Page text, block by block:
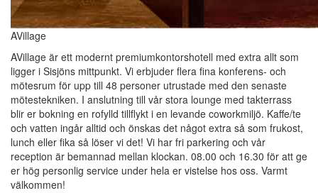
AVillage
AVillage är ett modernt premiumkontorshotell med extra allt som
ligger i Sisjöns mittpunkt. Vi erbjuder flera fina konferens- och
mötesrum för upp till 48 personer utrustade med den senaste
mötestekniken. I anslutning till vår stora lounge med takterrass
blir er bokning en rofylld tillflykt i en levande coworkmiljö. Kaffe/te
och vatten ingår alltid och önskas det något extra så som frukost,
lunch eller fika så löser vi det! Vi har fri parkering och vår
reception är bemannad mellan klockan. 08.00 och 16.30 för att ge
er hög personlig service under hela er vistelse hos oss. Varmt
välkommen!